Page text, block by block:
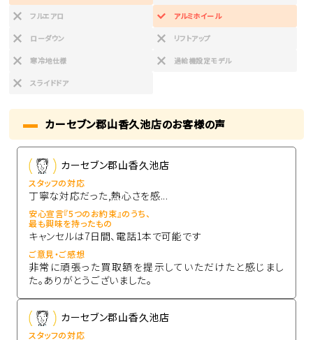
フルエアロ アルミホイール
ローダウン リフトアップ
寒冷地仕様 過給機設定モデル
スライドドア
カーセブン郡山香久池店のお客様の声
カーセブン郡山香久池店
スタッフの対応
丁寧な対応だった,熱心さを感...
安心宣言『5つのお約束』のうち、
最も興味を持ったもの
キャンセルは7日間、電話1本で可能です
ご意見・ご感想
非常に頑張った買取額を提示していただけたと感じまし
た。ありがとうございました。
カーセブン郡山香久池店
スタッフの対応